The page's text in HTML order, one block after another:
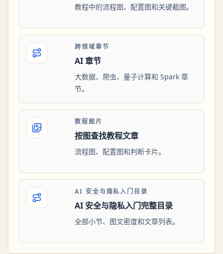
教程中的流程图、配置图和关键截图。
跨领域章节
AI 章节
大数据、爬虫、量子计算和 Spark 章
节。
教程图片
按图查找教程文章
流程图、配置图和判断卡片。
AI 安全与隐私入门目录
AI 安全与隐私入门完整目录
全部小节、图文密度和文章列表。